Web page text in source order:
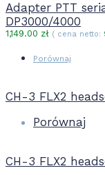
Adapter PTT
DP3000/4000
1,149.00 zł ( cena netto:
Porównaj
CH-3 FLX2
Porównaj
CH-3 FLX2